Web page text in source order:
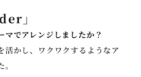
」
でアレンジしましたか？
活かし、ワクワクするようなア